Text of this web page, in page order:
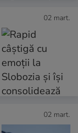
02 mart.
02 mart.